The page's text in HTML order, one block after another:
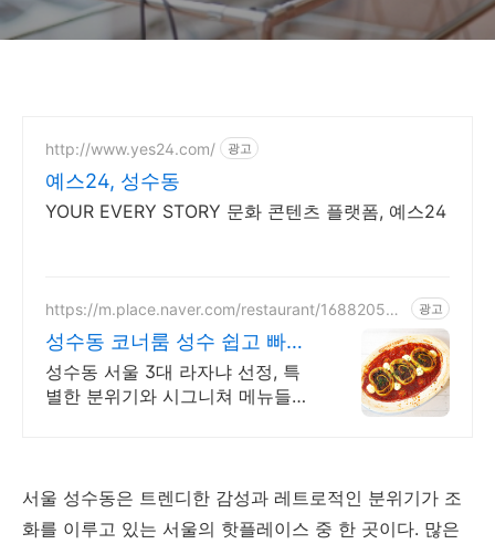
http://www.yes24.com/ 광고
예스24, 성수동
YOUR EVERY STORY 문화 콘텐츠 플랫폼, 예스24
https://m.place.naver.com/restaurant/168820531
광고
성수동 코너룸 성수 쉽고 빠른
네이버 예약
성수동 서울 3대 라자냐 선정, 특
별한 분위기와 시그니쳐 메뉴들이
서울 성수동은 트렌디한 감성과 레트로적인 분위기가 조
화를 이루고 있는 서울의 핫플레이스 중 한 곳이다. 많은